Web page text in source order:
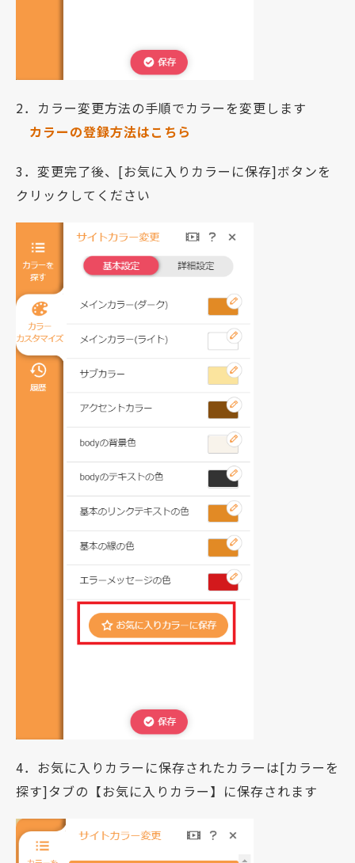
2．カラー変更方法の手順でカラーを変更します
カラーの登録方法はこちら
3．変更完了後、[お気に入りカラーに保存]ボタンを
クリックしてください
4．お気に入りカラーに保存されたカラーは[カラーを
探す]タブの【お気に入りカラー】に保存されます